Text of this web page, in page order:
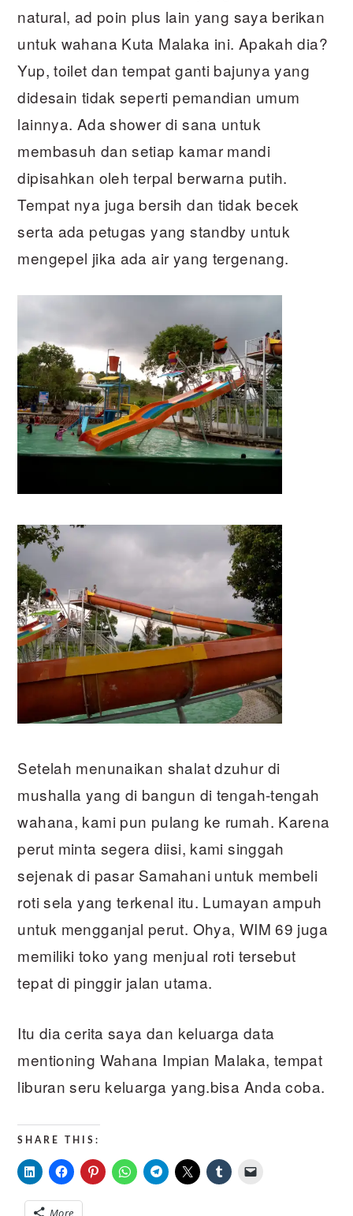
natural, ad poin plus lain yang saya berikan
untuk wahana Kuta Malaka ini. Apakah dia?
Yup, toilet dan tempat ganti bajunya yang
didesain tidak seperti pemandian umum
lainnya. Ada shower di sana untuk
membasuh dan setiap kamar mandi
dipisahkan oleh terpal berwarna putih.
Tempat nya juga bersih dan tidak becek
serta ada petugas yang standby untuk
mengepel jika ada air yang tergenang.
Setelah menunaikan shalat dzuhur di
mushalla yang di bangun di tengah-tengah
wahana, kami pun pulang ke rumah. Karena
perut minta segera diisi, kami singgah
sejenak di pasar Samahani untuk membeli
roti sela yang terkenal itu. Lumayan ampuh
untuk mengganjal perut. Ohya, WIM 69 juga
memiliki toko yang menjual roti tersebut
tepat di pinggir jalan utama.
Itu dia cerita saya dan keluarga data
mentioning Wahana Impian Malaka, tempat
liburan seru keluarga yang.bisa Anda coba.
SHARE THIS:
More